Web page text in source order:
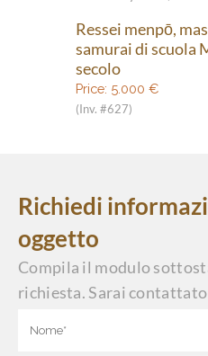
Ressei menpō,
samurai di scuola
secolo
Price: 5.000 €
(Inv. #627)
Richiedi
oggetto
Compila il modulo
richiesta. Sarai